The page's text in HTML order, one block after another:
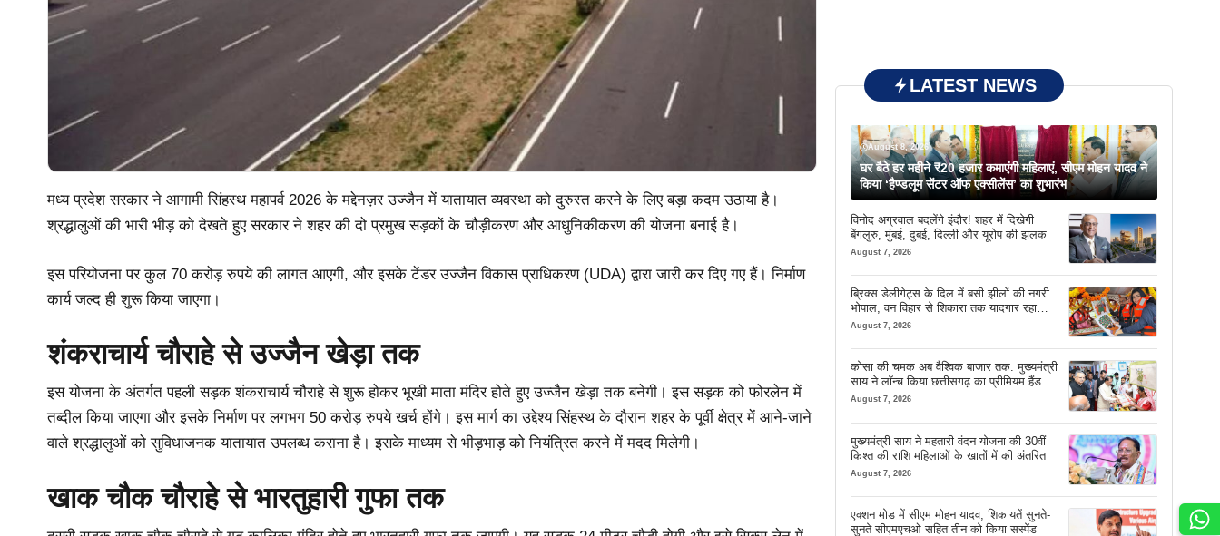
मध्य प्रदेश सरकार ने आगामी सिंहस्थ महापर्व 2026 के मद्देनज़र उज्जैन में यातायात व्यवस्था को दुरुस्त करने के लिए बड़ा कदम उठाया है।
श्रद्धालुओं की भारी भीड़ को देखते हुए सरकार ने शहर की दो प्रमुख सड़कों के चौड़ीकरण और आधुनिकीकरण की योजना बनाई है।
इस परियोजना पर कुल 70 करोड़ रुपये की लागत आएगी, और इसके टेंडर उज्जैन विकास प्राधिकरण (UDA) द्वारा जारी कर दिए गए हैं। निर्माण
कार्य जल्द ही शुरू किया जाएगा।
शंकराचार्य चौराहे से उज्जैन खेड़ा तक
इस योजना के अंतर्गत पहली सड़क शंकराचार्य चौराहे से शुरू होकर भूखी माता मंदिर होते हुए उज्जैन खेड़ा तक बनेगी। इस सड़क को फोरलेन में
तब्दील किया जाएगा और इसके निर्माण पर लगभग 50 करोड़ रुपये खर्च होंगे। इस मार्ग का उद्देश्य सिंहस्थ के दौरान शहर के पूर्वी क्षेत्र में आने-जाने
वाले श्रद्धालुओं को सुविधाजनक यातायात उपलब्ध कराना है। इसके माध्यम से भीड़भाड़ को नियंत्रित करने में मदद मिलेगी।
खाक चौक चौराहे से भारतुहारी गुफा तक
LATEST NEWS
August 8, 2026
घर बैठे हर महीने ₹20 हजार कमाएंगी महिलाएं, सीएम मोहन यादव ने
किया ‘हैण्डलूम सेंटर ऑफ एक्सीलेंस’ का शुभारंभ
विनोद अग्रवाल बदलेंगे इंदौर! शहर में दिखेगी
बेंगलुरु, मुंबई, दुबई, दिल्ली और यूरोप की झलक
August 7, 2026
ब्रिक्स डेलीगेट्स के दिल में बसी झीलों की नगरी
भोपाल, वन विहार से शिकारा तक यादगार रहा
सफर
August 7, 2026
कोसा की चमक अब वैश्विक बाजार तक: मुख्यमंत्री
साय ने लॉन्च किया छत्तीसगढ़ का प्रीमियम हैंडलूम
ब्रांड ‘कोशल फैब’
August 7, 2026
मुख्यमंत्री साय ने महतारी वंदन योजना की 30वीं
किश्त की राशि महिलाओं के खातों में की अंतरित
August 7, 2026
एक्शन मोड में सीएम मोहन यादव, शिकायतें सुनते-
सुनते सीएमएचओ सहित तीन को किया सस्पेंड